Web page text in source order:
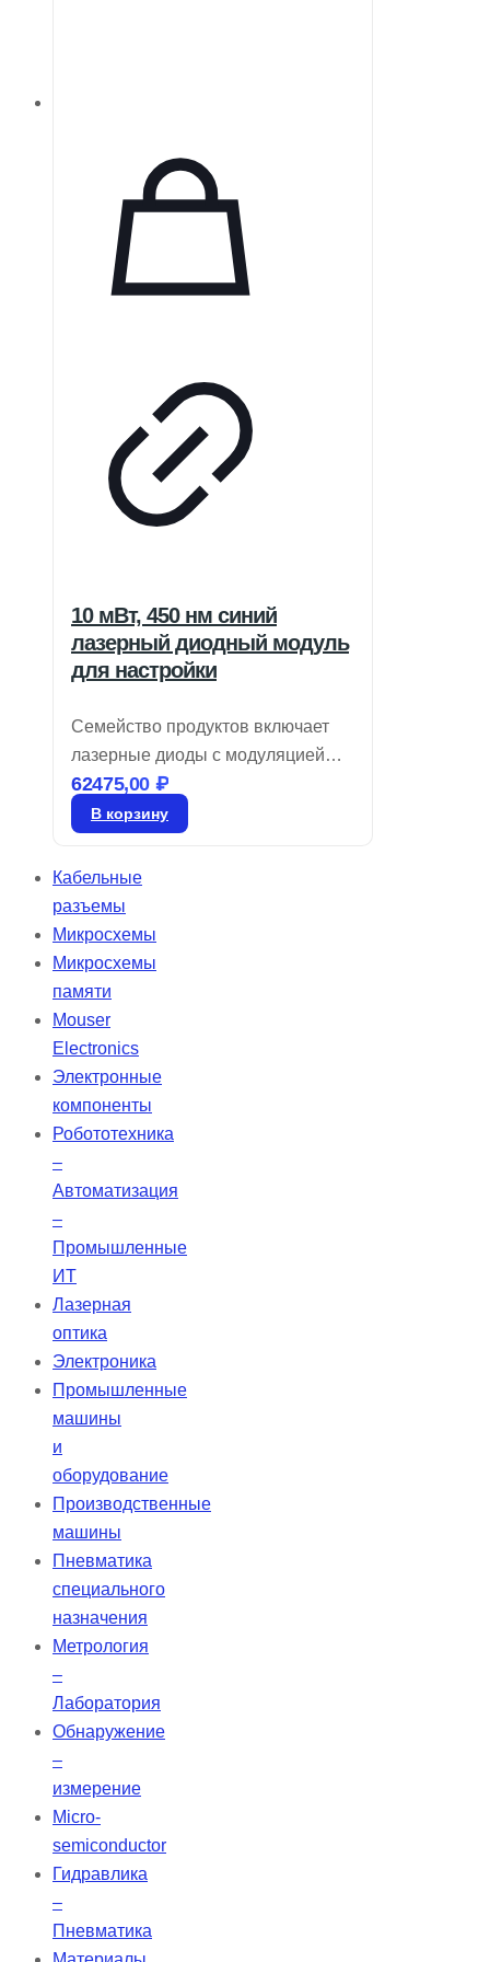
10 мВт, 450 нм синий
лазерный диодный модуль
для настройки
Семейство продуктов включает
лазерные диоды с модуляцией
TTL до 10 кГц и круглым
профилем луча. Они имеют
предназначены для юстировки
в визуальные системы и системы
62475,00 ₽
В корзину
Кабельные
разъемы
Микросхемы
Микросхемы
памяти
Mouser
Electronics
Электронные
компоненты
Робототехника
–
Автоматизация
–
Промышленные
ИТ
Лазерная
оптика
Электроника
Промышленные
машины
и
оборудование
Производственные
машины
Пневматика
специального
назначения
Метрология
–
Лаборатория
Обнаружение
–
измерение
Micro-
semiconductor
Гидравлика
–
Пневматика